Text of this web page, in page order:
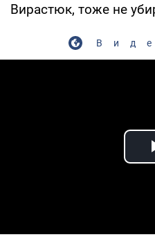
Вирастюк, тоже не